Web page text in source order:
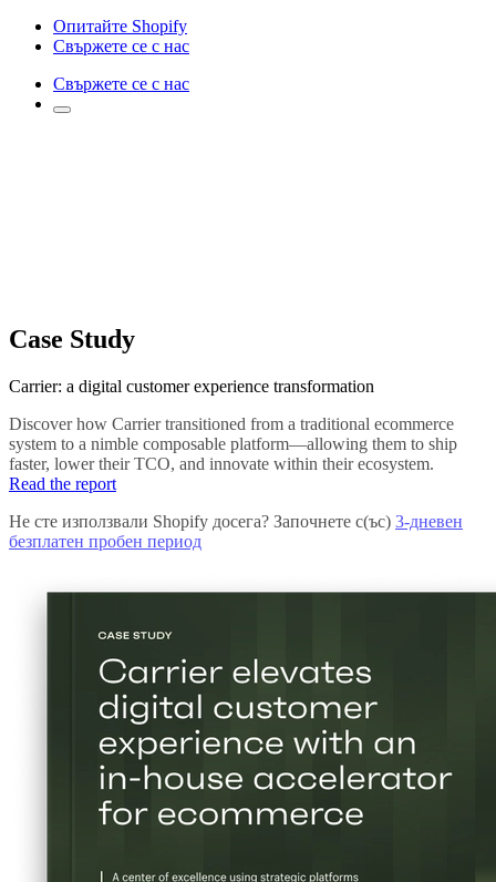
Опитайте Shopify
Свържете се с нас
Свържете се с нас
Case Study
Carrier: a digital customer experience transformation
Discover how Carrier transitioned from a traditional ecommerce
system to a nimble composable platform—allowing them to ship
faster, lower their TCO, and innovate within their ecosystem.
Read the report
Не сте използвали Shopify досега? Започнете с(ъс) 3-дневен
безплатен пробен период